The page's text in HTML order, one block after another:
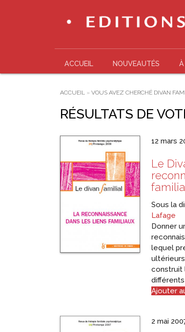
ACCUEIL NOUVEAUTÉS À
ACCUEIL »VOUS AVEZ CHERCHÉ DIVAN
RÉSULTATS DE
12 mars
Le
Sous la
Lafage
Donner
lequel
construit
différents
Ajouter
2 mai